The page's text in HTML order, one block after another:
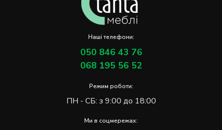
Наші телефони:
050 846 43 76
068 195 56 52
Режим роботи:
ПН - СБ: з 9:00 до 18:00
Ми в соцмережах: